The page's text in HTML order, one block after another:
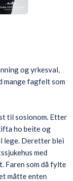
og yrkesval,
mange fagfelt som
til sosionom. Etter
ho beite og
lege. Deretter blei
med
Faren som då fylte
måtte enten